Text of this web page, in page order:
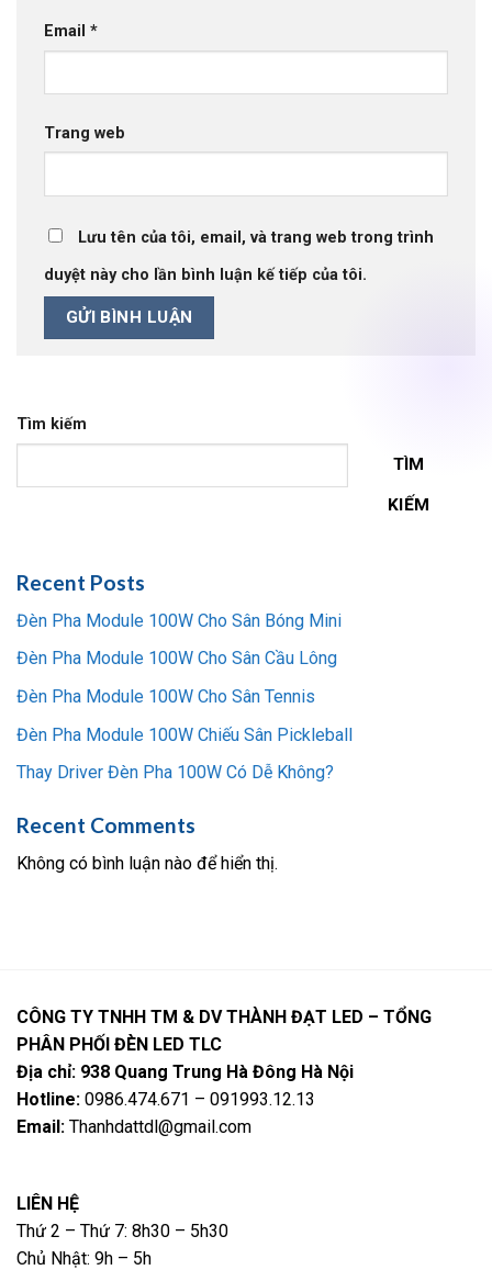
Email *
Trang web
Lưu tên của tôi, email, và trang web trong trình
duyệt này cho lần bình luận kế tiếp của tôi.
Tìm kiếm
TÌM
KIẾM
Recent Posts
Đèn Pha Module 100W Cho Sân Bóng Mini
Đèn Pha Module 100W Cho Sân Cầu Lông
Đèn Pha Module 100W Cho Sân Tennis
Đèn Pha Module 100W Chiếu Sân Pickleball
Thay Driver Đèn Pha 100W Có Dễ Không?
Recent Comments
Không có bình luận nào để hiển thị.
CÔNG TY TNHH TM & DV THÀNH ĐẠT LED – TỔNG
PHÂN PHỐI ĐÈN LED TLC
Địa chỉ: 938 Quang Trung Hà Đông Hà Nội
Hotline: 0986.474.671 – 091993.12.13
Email: Thanhdattdl@gmail.com
LIÊN HỆ
Thứ 2 – Thứ 7: 8h30 – 5h30
Chủ Nhật: 9h – 5h